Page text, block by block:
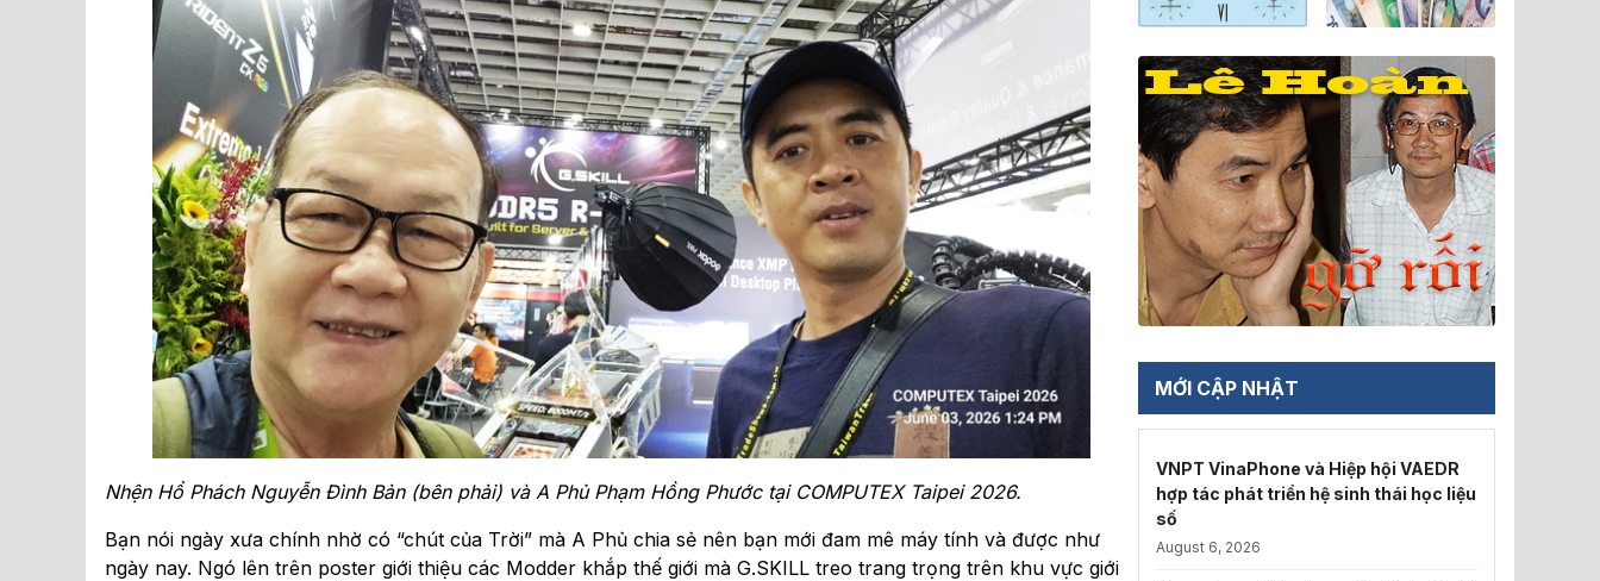
Nhện Hổ Phách Nguyễn Đình Bản (bên phải) và A Phủ Phạm Hồng Phước tại COMPUTEX Taipei 2026.
Bạn nói ngày xưa chính nhờ có “chút của Trời” mà A Phủ chia sẻ nên bạn mới đam mê máy tính và được như
ngày nay. Ngó lên trên poster giới thiệu các Modder khắp thế giới mà G.SKILL treo trang trọng trên khu vực giới
MỚI CẬP NHẬT
VNPT VinaPhone và Hiệp hội VAEDR
hợp tác phát triển hệ sinh thái học liệu
số
August 6, 2026